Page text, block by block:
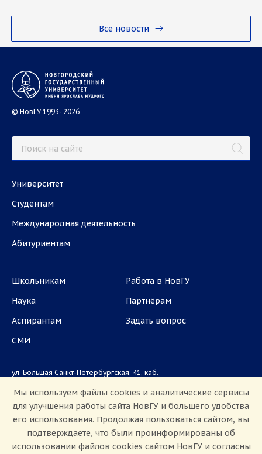
Все новости
© НовГУ 1993- 2026
Университет
Студентам
Международная деятельность
Абитуриентам
Школьникам
Наука
Аспирантам
СМИ
Работа в НовГУ
Партнёрам
Задать вопрос
ул. Большая Санкт-Петербургская, 41, каб.
Приемная комиссия: +7(8162)33-20-44
Мы используем файлы cookies и аналитические сервисы
для улучшения работы сайта НовГУ и большего удобства
его использования. Продолжая пользоваться сайтом, вы
подтверждаете, что были проинформированы об
использовании файлов cookies сайтом НовГУ и согласны